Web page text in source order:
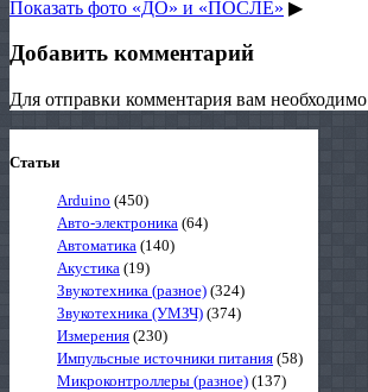
Показать фото «ДО» и «ПОСЛЕ» ▶
Добавить комментарий
Для отправки комментария вам необходимо
Статьи
Arduino (450)
Авто-электроника (64)
Автоматика (140)
Акустика (19)
Звукотехника (разное) (324)
Звукотехника (УМЗЧ) (374)
Измерения (230)
Импульсные источники питания (58)
Микроконтроллеры (разное) (137)